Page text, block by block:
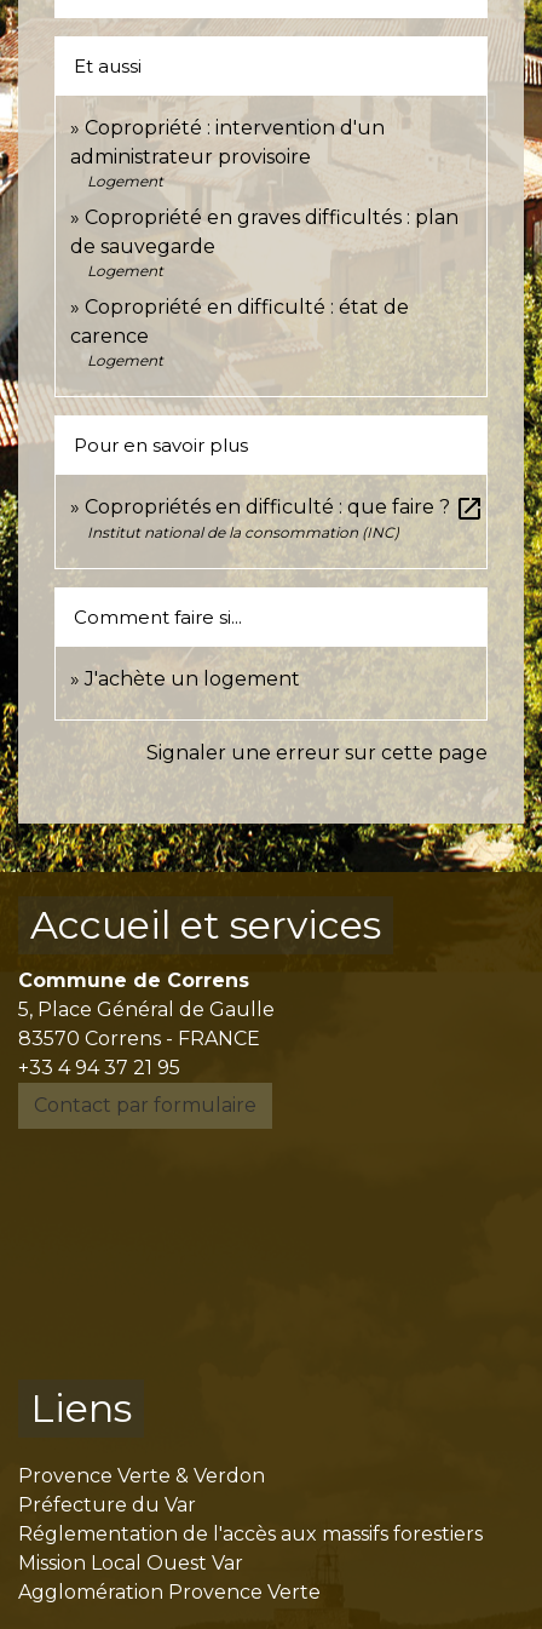
Et aussi
Copropriété : intervention d'un
administrateur provisoire
Logement
Copropriété en graves difficultés : plan
de sauvegarde
Logement
Copropriété en difficulté : état de
carence
Logement
Pour en savoir plus
Copropriétés en difficulté : que faire ? open_in_new
Institut national de la consommation (INC)
Comment faire si...
J'achète un logement
Signaler une erreur sur cette page
Accueil et services
Commune de Correns
5, Place Général de Gaulle
83570 Correns - FRANCE
+33 4 94 37 21 95
Contact par formulaire
Liens
Provence Verte & Verdon
Préfecture du Var
Réglementation de l'accès aux massifs forestiers
Mission Local Ouest Var
Agglomération Provence Verte